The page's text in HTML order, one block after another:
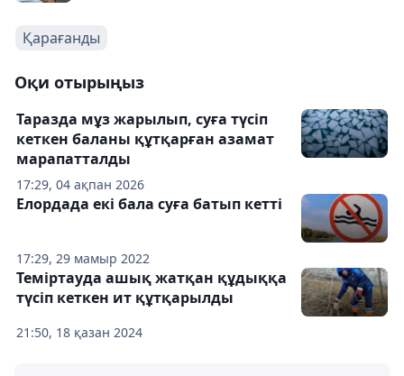
Қарағанды
Оқи отырыңыз
17:29, 04 ақпан 2026
Таразда мұз жарылып, суға түсіп
кеткен баланы құтқарған азамат
марапатталды
17:29, 29 мамыр 2022
Елордада екі бала суға батып кетті
21:50, 18 қазан 2024
Теміртауда ашық жатқан құдыққа
түсіп кеткен ит құтқарылды